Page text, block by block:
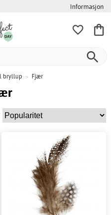
Informasjon
bryllup > Fjær